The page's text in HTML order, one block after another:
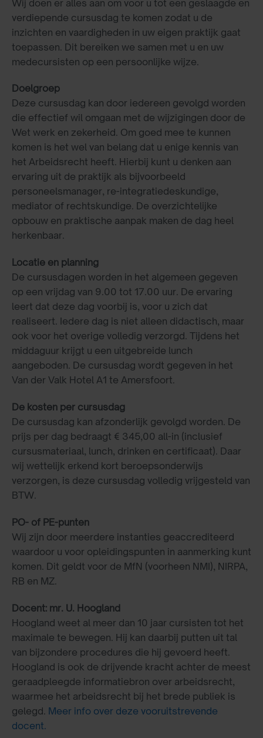
Wij doen er alles aan om voor u tot een geslaagde en
verdiepende cursusdag te komen zodat u de
inzichten en vaardigheden in uw eigen praktijk gaat
toepassen. Dit bereiken we samen met u en uw
medecursisten op een persoonlijke wijze.
Doelgroep
Deze cursusdag kan door iedereen gevolgd worden
die effectief wil omgaan met de wijzigingen door de
Wet werk en zekerheid. Om goed mee te kunnen
komen is het wel van belang dat u enige kennis van
het Arbeidsrecht heeft. Hierbij kunt u denken aan
ervaring uit de praktijk als bijvoorbeeld
personeelsmanager, re-integratiedeskundige,
mediator of rechtskundige. De overzichtelijke
opbouw en praktische aanpak maken de dag heel
herkenbaar.
Locatie en planning
De cursusdagen worden in het algemeen gegeven
op een vrijdag van 9.00 tot 17.00 uur. De ervaring
leert dat deze dag voorbij is, voor u zich dat
realiseert. Iedere dag is niet alleen didactisch, maar
ook voor het overige volledig verzorgd. Tijdens het
middaguur krijgt u een uitgebreide lunch
aangeboden. De cursusdag wordt gegeven in het
Van der Valk Hotel A1 te Amersfoort.
De kosten per cursusdag
De cursusdag kan afzonderlijk gevolgd worden. De
prijs per dag bedraagt € 345,00 all-in (inclusief
cursusmateriaal, lunch, drinken en certificaat). Daar
wij wettelijk erkend kort beroepsonderwijs
verzorgen, is deze cursusdag volledig vrijgesteld van
BTW.
PO- of PE-punten
Wij zijn door meerdere instanties geaccrediteerd
waardoor u voor opleidingspunten in aanmerking kunt
komen. Dit geldt voor de MfN (voorheen NMI), NIRPA,
RB en MZ.
Docent: mr. U. Hoogland
Hoogland weet al meer dan 10 jaar cursisten tot het
maximale te bewegen. Hij kan daarbij putten uit tal
van bijzondere procedures die hij gevoerd heeft.
Hoogland is ook de drijvende kracht achter de meest
geraadpleegde informatiebron over arbeidsrecht,
waarmee het arbeidsrecht bij het brede publiek is
gelegd. Meer info over deze vooruitstrevende
docent.